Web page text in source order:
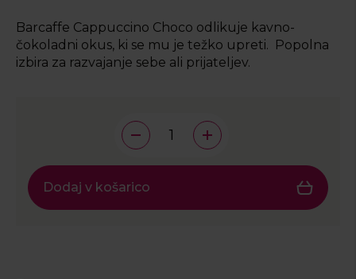
Barcaffe Cappuccino Choco odlikuje kavno-
čokoladni okus, ki se mu je težko upreti. Popolna
izbira za razvajanje sebe ali prijateljev.
Dodaj v košarico